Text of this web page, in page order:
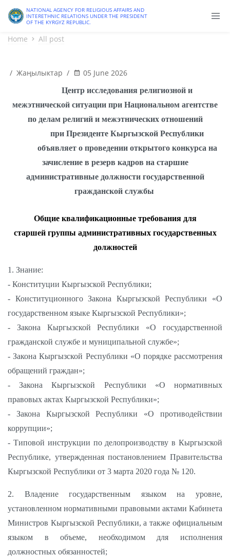
Old version
NATIONAL AGENCY FOR RELIGIOUS AFFAIRS AND
INTERETHNIC RELATIONS UNDER THE PRESIDENT
OF THE KYRGYZ REPUBLIC.
Home All post
/ Жаңылыктар / 05 June 2026
Центр исследования религиозной и
межэтнической ситуации при Национальном агентстве
по делам религий и межэтнических отношений
при Президенте Кыргызской Республики
объявляет о проведении открытого конкурса на
зачисление в резерв кадров на старшие
административные должности государственной
гражданской службы
Общие квалификационные требования для
старшейгруппы административных государственных
должностей
1. Знание:
- Конституции Кыргызской Республики;
- Конституционного Закона Кыргызской Республики «О
государственном языке Кыргызской Республики»;
- Закона Кыргызской Республики «О государственной
гражданской службе и муниципальной службе»;
- Закона Кыргызской Республики «О порядке рассмотрения
обращений граждан»;
- Закона Кыргызской Республики «О нормативных
правовых актах Кыргызской Республики»;
- Закона Кыргызской Республики «О противодействии
коррупции»;
- Типовой инструкции по делопроизводству в Кыргызской
Республике, утвержденная постановлением Правительства
Кыргызской Республики от 3 марта 2020 года № 120.
2. Владение государственным языком на уровне,
установленном нормативными правовыми актами Кабинета
Министров Кыргызской Республики, а также официальным
языком в объеме, необходимом для исполнения
должностных обязанностей;